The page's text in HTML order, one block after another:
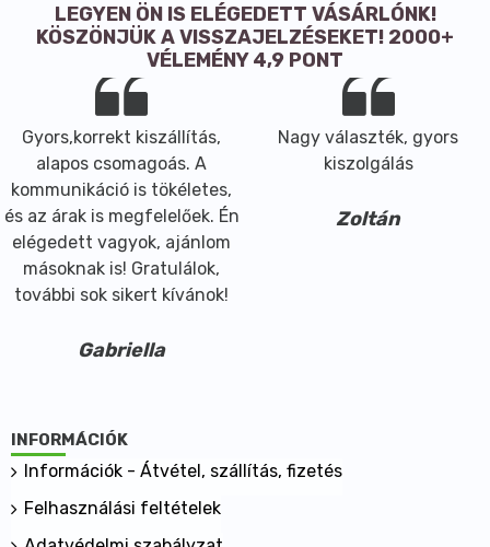
LEGYEN ÖN IS ELÉGEDETT VÁSÁRLÓNK!
KÖSZÖNJÜK A VISSZAJELZÉSEKET! 2000+
VÉLEMÉNY 4,9 PONT
Gyors,korrekt kiszállítás,
alapos csomagoás. A
kommunikáció is tökéletes,
és az árak is megfelelőek. Én
elégedett vagyok, ajánlom
másoknak is! Gratulálok,
további sok sikert kívánok!
Gabriella
Nagy választék, gyors
kiszolgálás
Zoltán
INFORMÁCIÓK
Információk - Átvétel, szállítás, fizetés
Felhasználási feltételek